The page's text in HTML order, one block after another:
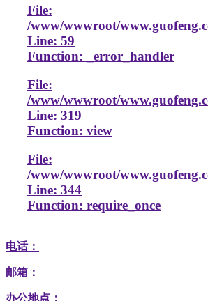
File:
/www/wwwroot/
Line: 59
Function: _error_handler
File:
/www/wwwroot/
Line: 319
Function: view
File:
/www/wwwroot/
Line: 344
Function: require_once
电话：
邮箱：
办公地点：